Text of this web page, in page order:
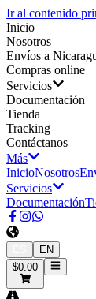
Ir al contenido
Inicio
Nosotros
Envíos a
Compras online
Servicios
Documentación
Tienda
Tracking
Contáctanos
Más
InicioNosotros
Servicios
Documentación
EN
$0.00